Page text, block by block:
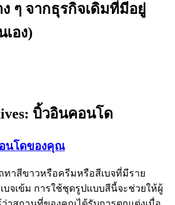
ๆ จากธุรกิจเดิมที่มีอยู่
อง)
บิ้วอินคอนโด
นโดของคุณ
าสีขาวหรือครีมหรือสีเบจที่มีราย
เบจเข้ม การใช้ชุดรูปแบบสีนี้จะช่วยให้ผู้